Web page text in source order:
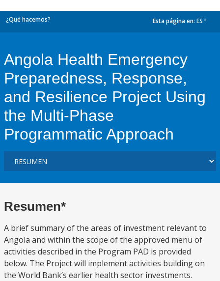
¿Qué hacemos? Esta página en: ES
Angola Health Emergency
Preparedness, Response,
and Resilience Project Using
the Multi-Phase
Programmatic Approach
Resumen*
A brief summary of the areas of investment relevant to
Angola and within the scope of the approved menu of
activities described in the Program PAD is provided
below. The Project will implement activities building on
the World Bank’s earlier health sector investments.